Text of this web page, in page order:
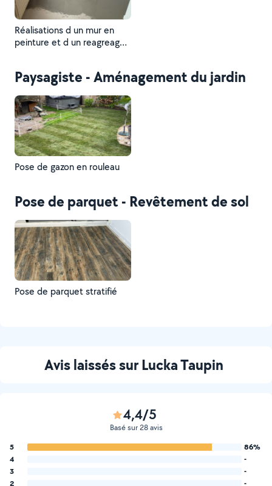
Réalisations d un mur en
peinture et d un reagreage
Paysagiste - Aménagement du jardin
Pose de gazon en rouleau
Pose de parquet - Revêtement de sol
Pose de parquet stratifié
Avis laissés sur Lucka Taupin
4,4/5
Basé sur 28 avis
5
86%
4
-
3
-
2
-